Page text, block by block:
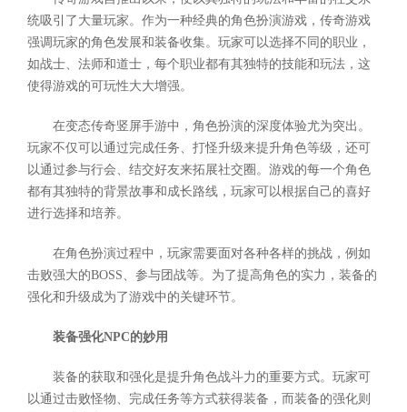
统吸引了大量玩家。作为一种经典的角色扮演游戏，传奇游戏
强调玩家的角色发展和装备收集。玩家可以选择不同的职业，
如战士、法师和道士，每个职业都有其独特的技能和玩法，这
使得游戏的可玩性大大增强。
在变态传奇竖屏手游中，角色扮演的深度体验尤为突出。
玩家不仅可以通过完成任务、打怪升级来提升角色等级，还可
以通过参与行会、结交好友来拓展社交圈。游戏的每一个角色
都有其独特的背景故事和成长路线，玩家可以根据自己的喜好
进行选择和培养。
在角色扮演过程中，玩家需要面对各种各样的挑战，例如
击败强大的BOSS、参与团战等。为了提高角色的实力，装备的
强化和升级成为了游戏中的关键环节。
装备强化NPC的妙用
装备的获取和强化是提升角色战斗力的重要方式。玩家可
以通过击败怪物、完成任务等方式获得装备，而装备的强化则